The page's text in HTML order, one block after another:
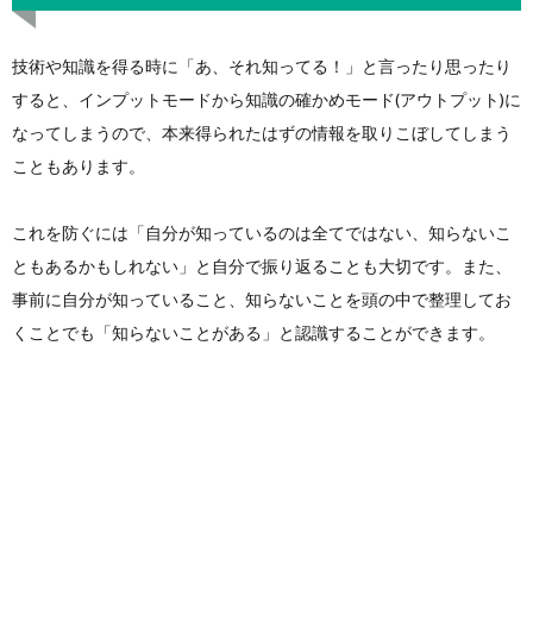
技術や知識を得る時に「あ、それ知ってる！」と言ったり思ったり
すると、インプットモードから知識の確かめモード(アウトプット)に
なってしまうので、本来得られたはずの情報を取りこぼしてしまう
こともあります。
これを防ぐには「自分が知っているのは全てではない、知らないこ
ともあるかもしれない」と自分で振り返ることも大切です。また、
事前に自分が知っていること、知らないことを頭の中で整理してお
くことでも「知らないことがある」と認識することができます。